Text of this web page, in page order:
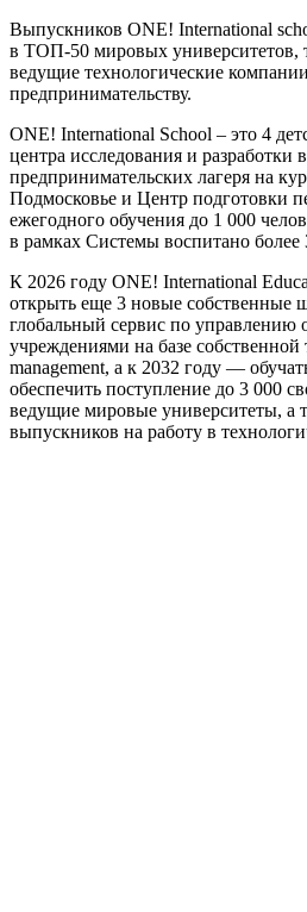
Выпускников ONE! International
в ТОП-50 мировых университетов,
ведущие технологические
предпринимательству.
ONE! International School – это 4
центра исследования и
предпринимательских лагеря на
Подмосковье и Центр подготовки
ежегодного обучения до 1 000
в рамках Системы воспитано более
К 2026 году ONE! International
открыть еще 3 новые собственные
глобальный сервис по управлению
учреждениями на базе
management, а к 2032 году —
обеспечить поступление до 3 000
ведущие мировые университеты, а
выпускников на работу в